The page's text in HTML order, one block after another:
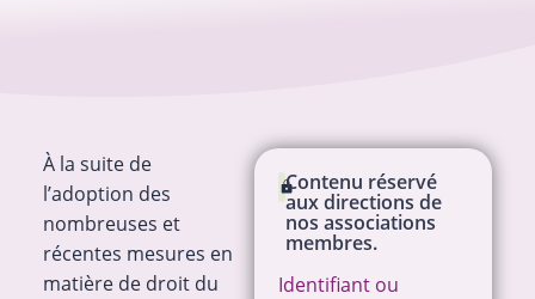
À la suite de
l’adoption des
nombreuses et
récentes mesures en
matière de droit du
Contenu réservé
aux directions de
nos associations
membres.
Identifiant ou